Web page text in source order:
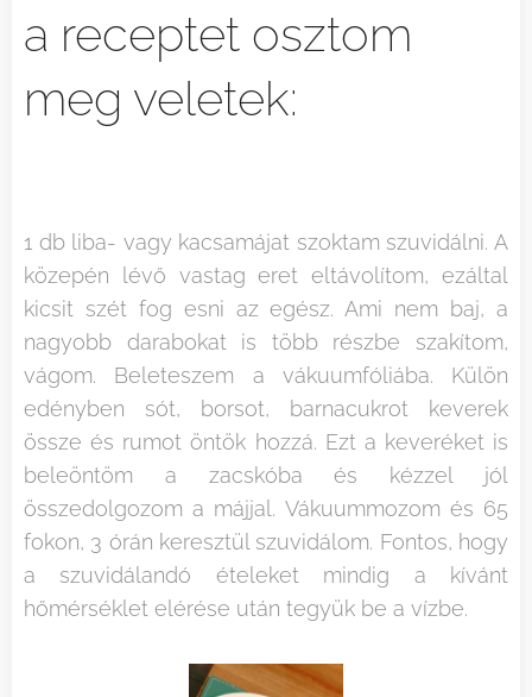
a receptet osztom
meg veletek:
1 db liba- vagy kacsamájat szoktam szuvidálni. A
közepén lévő vastag eret eltávolítom, ezáltal
kicsit szét fog esni az egész. Ami nem baj, a
nagyobb darabokat is több részbe szakítom,
vágom. Beleteszem a vákuumfóliába. Külön
edényben sót, borsot, barnacukrot keverek
össze és rumot öntök hozzá. Ezt a keveréket is
beleöntöm a zacskóba és kézzel jól
összedolgozom a májjal. Vákuummozom és 65
fokon, 3 órán keresztül szuvidálom. Fontos, hogy
a szuvidálandó ételeket mindig a kívánt
hőmérséklet elérése után tegyük be a vízbe.